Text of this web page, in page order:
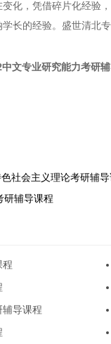
化，凭借碎片化经验
长的经验。盛世清北
中文专业研究能力考研
社会主义理论考研辅
研辅导课程
程
导课程